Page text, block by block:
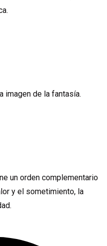
imagen de la fantasía.
un orden complementario
y el sometimiento, la